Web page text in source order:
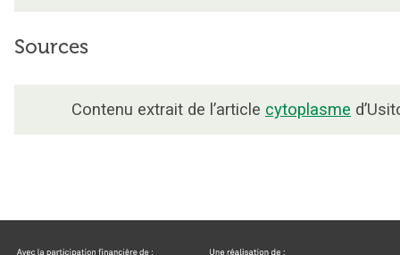
Sources
Contenu extrait de l’article cytoplasme